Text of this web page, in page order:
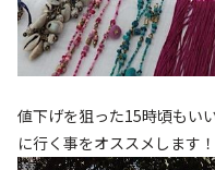
値下げを狙った15時頃もい
に行く事をオススメします！